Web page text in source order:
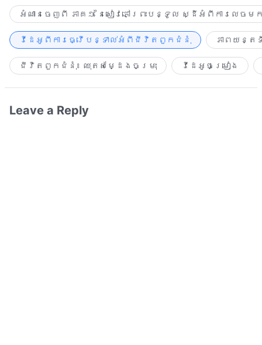
អំណានចេញពី ភាគ១ នៃសៀវភៅព្រះបន្ទូល ស្ដីអំពីការលេច
វីដេអូពីការធ្វើបន្ទាល់អំពីជីវិតពួកជំនុំ ភាពយន្
ជីវិតពួកជំនុំ៖ ឈុតសម្ដែងចម្រុះ វីដេអូចម្រៀង​
Leave a Reply